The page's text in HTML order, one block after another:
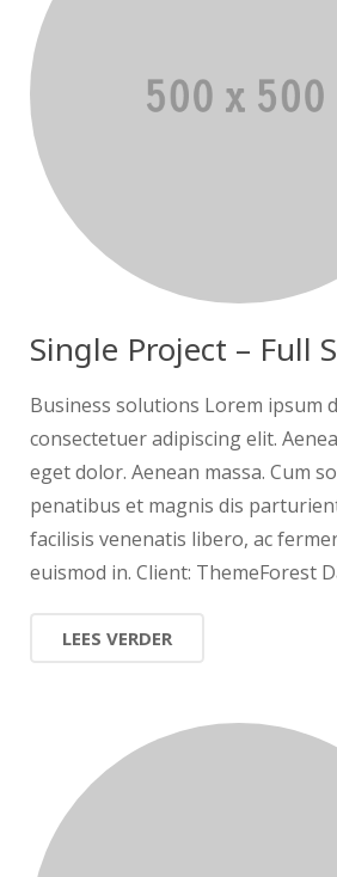
Single Project – Full
Business solutions Lorem ipsum
consectetuer adipiscing elit.
eget dolor. Aenean massa. Cum
penatibus et magnis dis
facilisis venenatis libero, ac
euismod in. Client: ThemeForest
LEES VERDER